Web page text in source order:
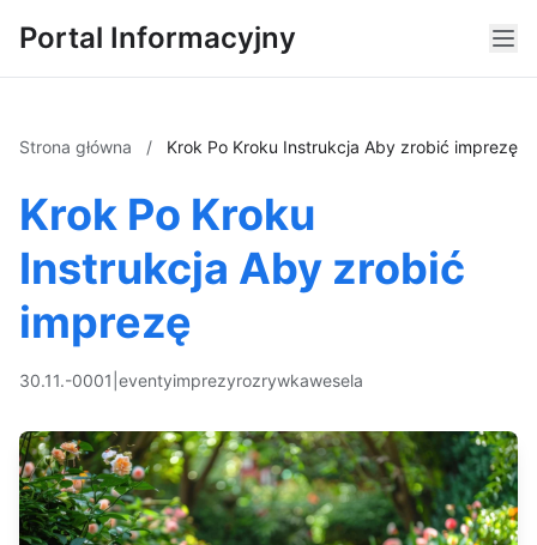
Portal Informacyjny
Strona główna / Krok Po Kroku Instrukcja Aby zrobić imprezę
Krok Po Kroku
Instrukcja Aby zrobić
imprezę
30.11.-0001 eventyimprezyrozrywkawesela